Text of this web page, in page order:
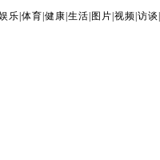
乐 体育 健康 生活 图片 视频 访谈